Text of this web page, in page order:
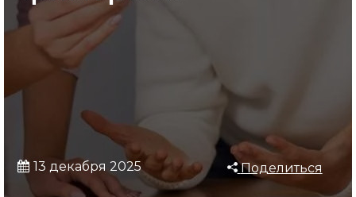
13 декабря 2025 Поделиться